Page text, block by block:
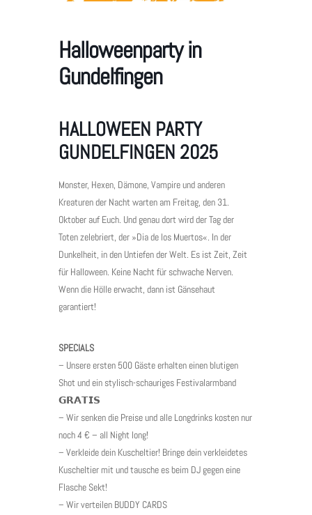
Halloweenparty in
Gundelfingen
HALLOWEEN PARTY
GUNDELFINGEN 2025
Monster, Hexen, Dämone, Vampire und anderen
Kreaturen der Nacht warten am Freitag, den 31.
Oktober auf Euch. Und genau dort wird der Tag der
Toten zelebriert, der »Dia de los Muertos«. In der
Dunkelheit, in den Untiefen der Welt. Es ist Zeit, Zeit
für Halloween. Keine Nacht für schwache Nerven.
Wenn die Hölle erwacht, dann ist Gänsehaut
garantiert!
SPECIALS
– Unsere ersten 500 Gäste erhalten einen blutigen
Shot und ein stylisch-schauriges Festivalarmband
𝗚𝗥𝗔𝗧𝗜𝗦
– Wir senken die Preise und alle Longdrinks kosten nur
noch 4 € – all Night long!
– Verkleide dein Kuscheltier! Bringe dein verkleidetes
Kuscheltier mit und tausche es beim DJ gegen eine
Flasche Sekt!
– Wir verteilen BUDDY CARDS